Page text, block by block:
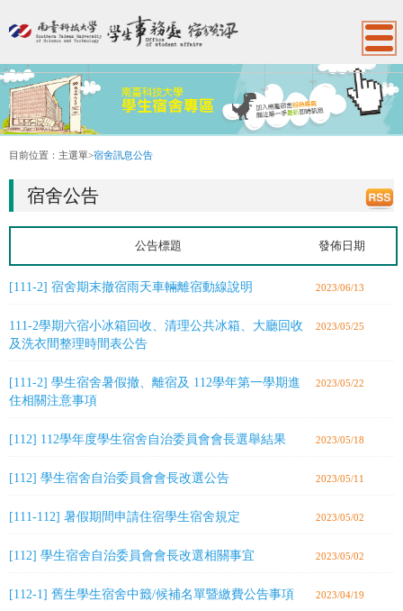
:::
目前位置： 主選單>宿舍訊息公告
宿舍公告
公告標題 發佈日期
[111-2] 宿舍期末撤宿雨天車輛離宿動線說明 2023/06/13
111-2學期六宿小冰箱回收、清理公共冰箱、大廳回收
及洗衣間整理時間表公告
2023/05/25
[111-2] 學生宿舍暑假撤、離宿及 112學年第一學期進
住相關注意事項
2023/05/22
[112] 112學年度學生宿舍自治委員會會長選舉結果 2023/05/18
[112] 學生宿舍自治委員會會長改選公告 2023/05/11
[111-112] 暑假期間申請住宿學生宿舍規定 2023/05/02
[112] 學生宿舍自治委員會會長改選相關事宜 2023/05/02
[112-1] 舊生學生宿舍中籤/候補名單暨繳費公告事項 2023/04/19